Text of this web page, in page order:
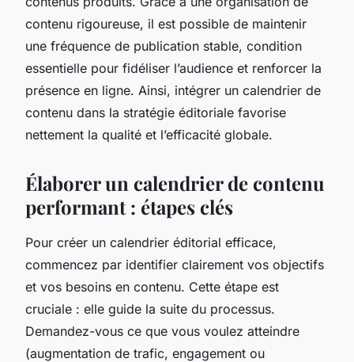
contenu rigoureuse, il est possible de maintenir
une fréquence de publication stable, condition
essentielle pour fidéliser l’audience et renforcer la
présence en ligne. Ainsi, intégrer un calendrier de
contenu dans la stratégie éditoriale favorise
nettement la qualité et l’efficacité globale.
Élaborer un calendrier de contenu
performant : étapes clés
Pour créer un calendrier éditorial efficace,
commencez par identifier clairement vos objectifs
et vos besoins en contenu. Cette étape est
cruciale : elle guide la suite du processus.
Demandez-vous ce que vous voulez atteindre
(augmentation de trafic, engagement ou